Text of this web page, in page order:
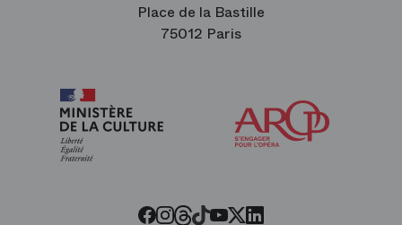
Place de la Bastille
75012 Paris
Facebook
Instagram
Threads
Tiktok
Youtube
Twitter
LinkedIn